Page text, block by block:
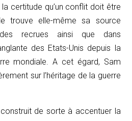
certitude qu’un conflit doit être
trouve elle-même sa source
des recrues ainsi que dans
des Etats-Unis depuis la
mondiale. A cet égard, Sam
sur l’héritage de la guerre
de sorte à accentuer la